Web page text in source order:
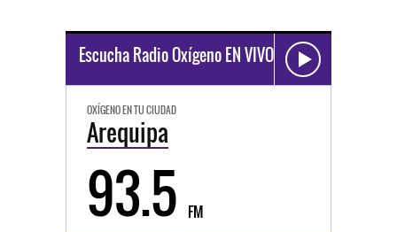
Escucha Radio Oxígeno EN VIVO
OXÍGENO EN TU CIUDAD
Arequipa
93.5 FM